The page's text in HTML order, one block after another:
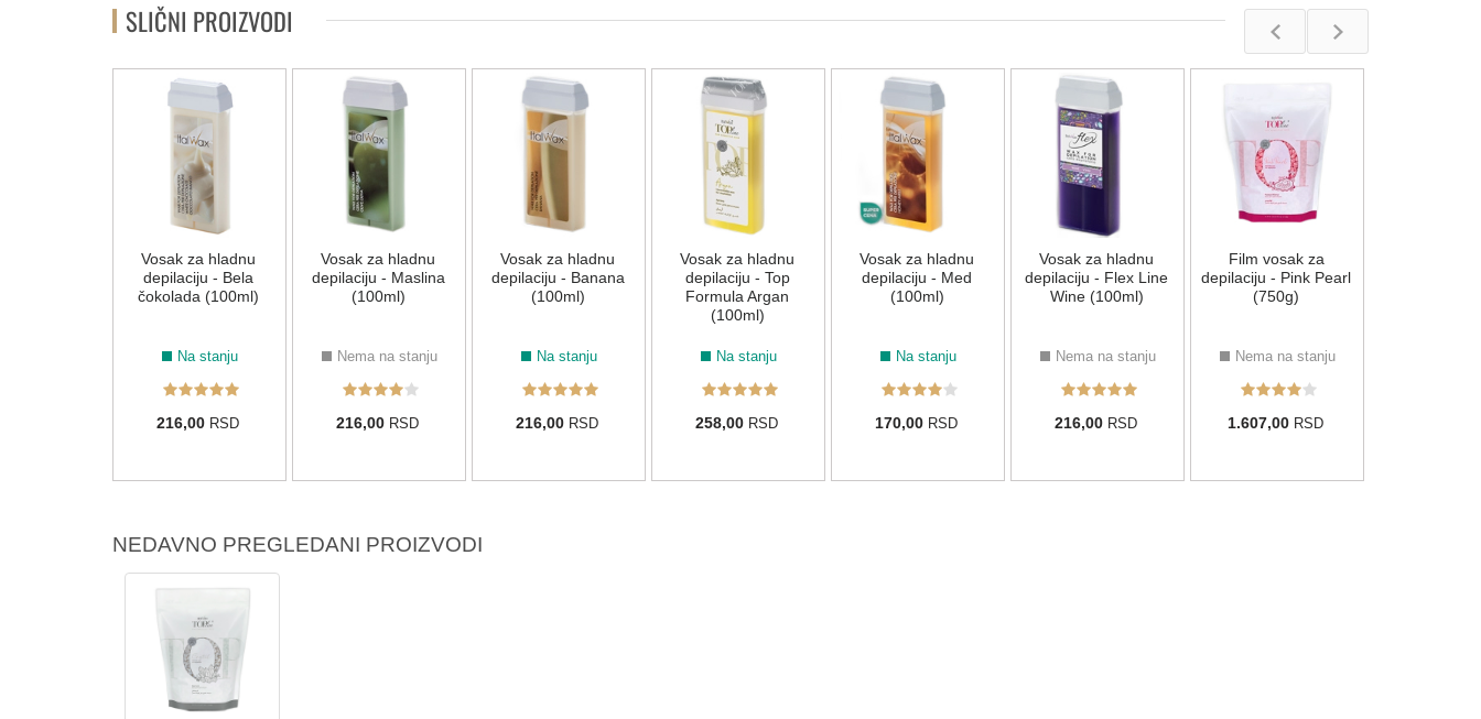
SLIČNI PROIZVODI
Vosak za hladnu
depilaciju - Bela
čokolada (100ml)
Na stanju
216,00 RSD
Vosak za hladnu
depilaciju - Maslina
(100ml)
Nema na stanju
216,00 RSD
Vosak za hladnu
depilaciju - Banana
(100ml)
Na stanju
216,00 RSD
Vosak za hladnu
depilaciju - Top
Formula Argan
(100ml)
Na stanju
258,00 RSD
Vosak za hladnu
depilaciju - Med
(100ml)
Na stanju
170,00 RSD
Vosak za hladnu
depilaciju - Flex Line
Wine (100ml)
Nema na stanju
216,00 RSD
Film vosak za
depilaciju - Pink Pearl
(750g)
Nema na stanju
1.607,00 RSD
NEDAVNO PREGLEDANI PROIZVODI